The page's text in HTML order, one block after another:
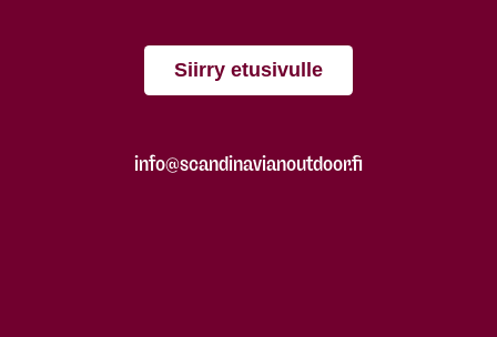
Siirry etusivulle
info@scandinavianoutdoor.fi